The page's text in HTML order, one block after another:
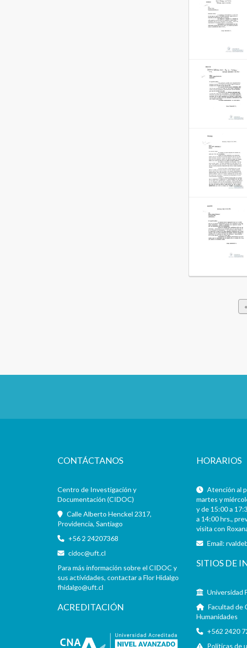
CONTÁCTANOS
Centro de Investigación y
Documentación (CIDOC)
Calle Alberto Henckel 2317,
Providencia, Santiago
+56 2 24207368
cidoc@uft.cl
Para más información sobre el CIDOC y
sus actividades, contactar a Flor Hidalgo
fhidalgo@uft.cl
ACREDITACIÓN
HORARIOS
Atención al
martes y
y de 15:00 a
a 14:00 hrs.,
visita con
Email:
SITIOS DE
Universidad
Facultad de
Humanidades
+562 2420
Políticas de